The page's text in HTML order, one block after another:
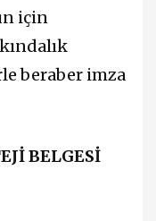
için
beraber imza
BELGESİ